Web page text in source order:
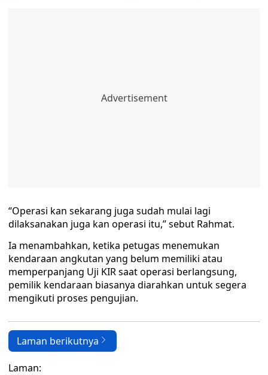
“Operasi kan sekarang juga sudah mulai lagi
dilaksanakan juga kan operasi itu,” sebut Rahmat.
Ia menambahkan, ketika petugas menemukan
kendaraan angkutan yang belum memiliki atau
memperpanjang Uji KIR saat operasi berlangsung,
pemilik kendaraan biasanya diarahkan untuk segera
mengikuti proses pengujian.
Laman berikutnya
Laman: